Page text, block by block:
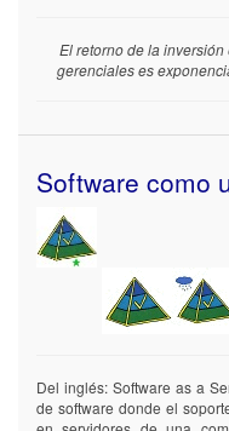
El retorno de la
gerenciales es
Software como
Del inglés: Software as a
de software donde el
equipos
de
Brindar
a
internet
Personal
acceso
y
conocimiento
equipos
de
Brindar
a
internet
Personal
acceso
y
conocimiento
optimizar
los
gastos